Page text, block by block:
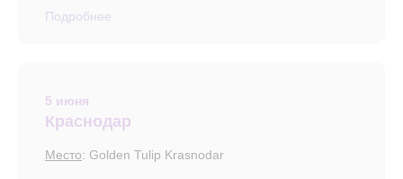
Подробнее
5 июня
Краснодар
Место: Golden Tulip Krasnodar